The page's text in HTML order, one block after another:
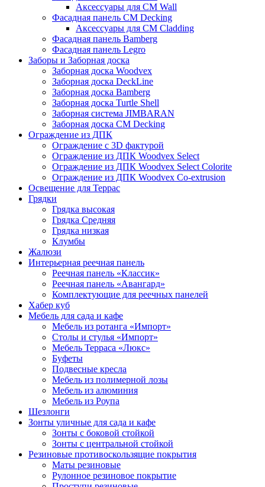
Аксессуары для CM Wall
Фасадная панель CM Decking
Аксессуары для CM Cladding
Фасадная панель Bamberg
Фасадная панель Legro
Заборы и Заборная доска
Заборная доска Woodvex
Заборная доска DeckLine
Заборная доска Bamberg
Заборная доска Turtle Shell
Заборная система JIMBARAN
Заборная доска CM Decking
Ограждение из ДПК
Ограждение с 3D фактурой
Ограждение из ДПК Woodvex Select
Ограждение из ДПК Woodvex Select Colorite
Ограждение из ДПК Woodvex Co-extrusion
Освещение для Террас
Грядки
Грядка высокая
Грядка Средняя
Грядка низкая
Клумбы
Жалюзи
Интерьерная реечная панель
Реечная панель «Классик»
Реечная панель «Авангард»
Комплектующие для реечных панелей
Хабер куб
Мебель для сада и кафе
Мебель из ротанга «Импорт»
Столы и стулья «Импорт»
Мебель Терраса «Люкс»
Буфеты
Подвесные кресла
Мебель из полимерной лозы
Мебель из алюминия
Мебель из Роупа
Шезлонги
Зонты уличные для сада и кафе
Зонты с боковой стойкой
Зонты с центральной стойкой
Резиновые противоскользящие покрытия
Маты резиновые
Рулонное резиновое покрытие